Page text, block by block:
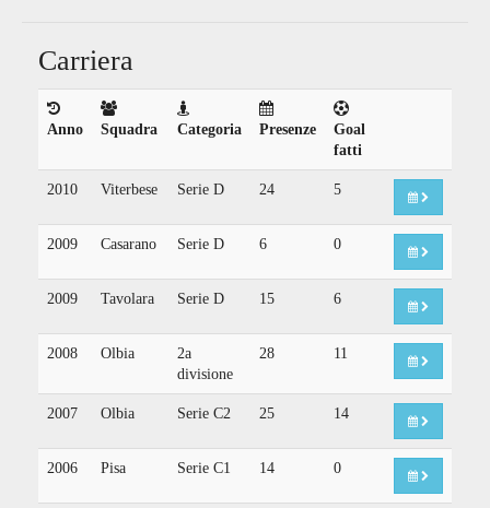
Carriera
Anno Squadra Categoria Presenze
Goal
fatti
2010 Viterbese Serie D 24 5
2009 Casarano Serie D 6 0
2009 Tavolara Serie D 15 6
2008 Olbia
2a
divisione
28 11
2007 Olbia Serie C2 25 14
2006 Pisa Serie C1 14 0